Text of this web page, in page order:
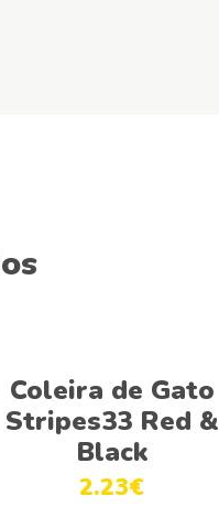
Ver opções
Coleira de Gato
Stripes33 Red &
Black
2.23€